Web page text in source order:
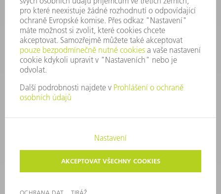
ND@trumpf.com
KONTAKTNÍ ÚDAJE
Nástroje
+420 251 106 250
Po - pá 8:00 - 16:00
nastroje@trumpf.com
OCHRANA DAT
AUTORSKÉ A ZNÁMKOVÉ PRÁVO
PODMÍNKY UŽITÍ